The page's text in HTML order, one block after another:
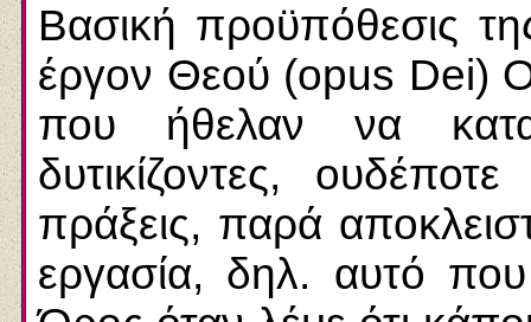
Βασική προϋπόθεσις
έργον Θεού (opus Dei) Ο
που ήθελαν να
δυτικίζοντες,
πράξεις, παρά
εργασία, δηλ. αυτό